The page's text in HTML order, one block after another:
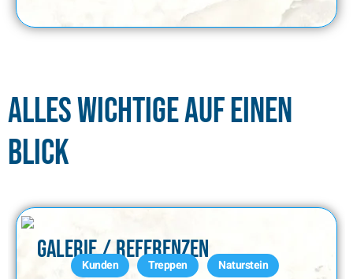
Alles Wichtige auf einen
Blick
Galerie / Referenzen
Kunden Treppen Naturstein